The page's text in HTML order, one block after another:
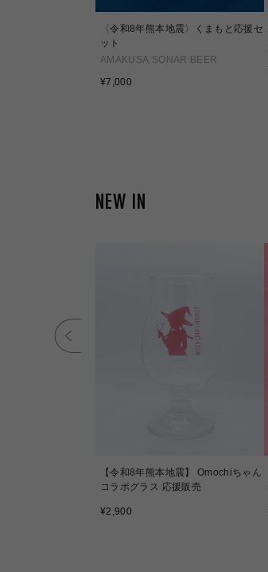
〈令和8年熊本地震〉くまもと応援セ
ット
AMAKUSA SONAR BEER
通
¥7,000
NEW IN
【令和8年熊本地震】 Omochiちゃん
コラボグラス 応援販売
通
¥2,900